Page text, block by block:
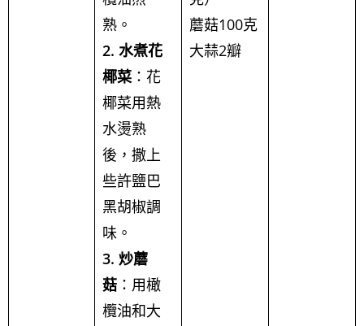
熟。
2. 水煮花
椰菜：花
椰菜用熱
水燙熟
後，撒上
些許鹽巴
黑胡椒調
味。
3. 炒蘑
菇 ：用橄
欖油和大
蘑菇100克
大蒜2瓣